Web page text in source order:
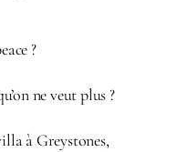
?
ne veut plus ?
à Greystones,